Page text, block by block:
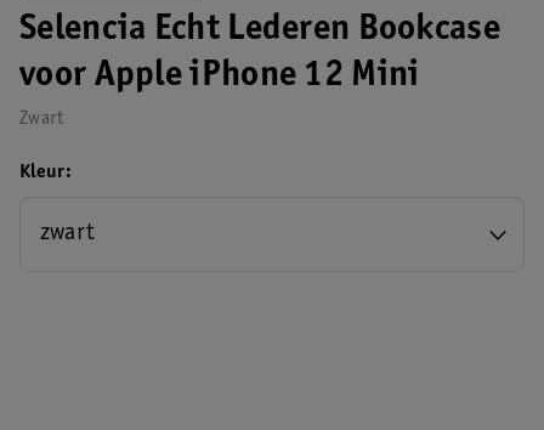
Selencia Echt Lederen Bookcase
voor Apple iPhone 12 Mini
Zwart
Kleur
zwart